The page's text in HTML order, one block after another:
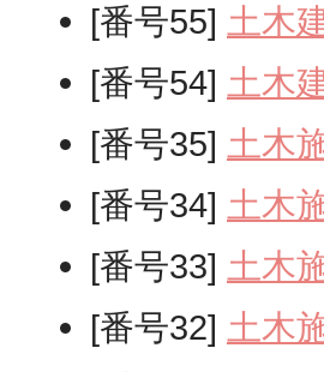
[番号55] 土木
[番号54] 土木
[番号35] 土木
[番号34] 土木
[番号33] 土木
[番号32] 土木